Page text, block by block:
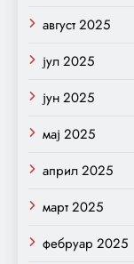
август 2025
јул 2025
јун 2025
мај 2025
април 2025
март 2025
фебруар 2025